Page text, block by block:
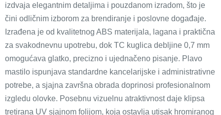
izdvaja elegantnim detaljima i pouzdanom izradom, što je
čini odličnim izborom za brendiranje i poslovne događaje.
Izrađena je od kvalitetnog ABS materijala, lagana i praktična
za svakodnevnu upotrebu, dok TC kuglica debljine 0,7 mm
omogućava glatko, precizno i ujednačeno pisanje. Plavo
mastilo ispunjava standardne kancelarijske i administrativne
potrebe, a sjajna završna obrada doprinosi profesionalnom
izgledu olovke. Posebnu vizuelnu atraktivnost daje klipsa
tretirana UV sjajnom folijom, koja ostavlja utisak hromiranog